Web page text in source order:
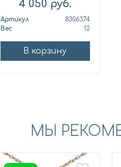
4 050 руб.
Артикул
8306374
Вес
12
В корзину
МЫ